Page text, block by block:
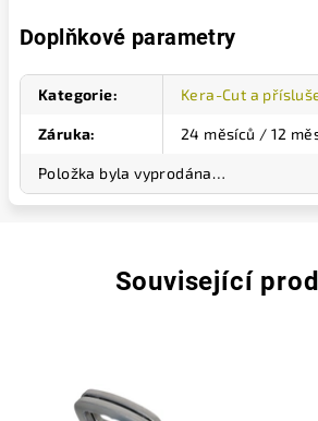
Doplňkové parametry
Kategorie: Kera-Cut a
Záruka: 24 měsíců / 12
Položka byla vyprodána…
Související